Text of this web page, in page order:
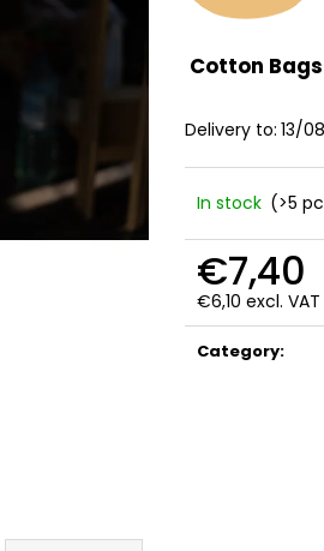
Cotton Bags
Delivery to: 13/
In stock (>5
€7,40
€6,10 excl. VAT
Measure
price:
Category: